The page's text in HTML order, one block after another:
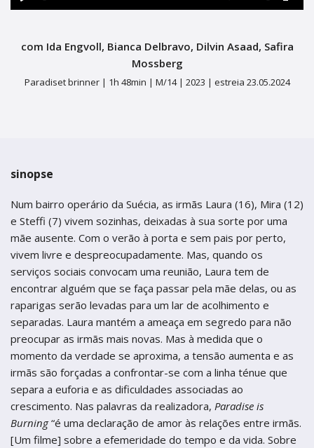
Figueira da Foz
Theatro Circo
Figueira da Foz
Theatro Circo
termos de uso
Play Mute
com Ida Engvoll, Bianca Delbravo, Dilvin Asaad, Safira
Mossberg
Paradiset brinner | 1h 48min | M/14 | 2023 | estreia 23.05.2024
sinopse
Num bairro operário da Suécia, as irmãs Laura (16), Mira (12)
e Steffi (7) vivem sozinhas, deixadas à sua sorte por uma
mãe ausente. Com o verão à porta e sem pais por perto,
vivem livre e despreocupadamente. Mas, quando os
serviços sociais convocam uma reunião, Laura tem de
encontrar alguém que se faça passar pela mãe delas, ou as
raparigas serão levadas para um lar de acolhimento e
separadas. Laura mantém a ameaça em segredo para não
preocupar as irmãs mais novas. Mas à medida que o
momento da verdade se aproxima, a tensão aumenta e as
irmãs são forçadas a confrontar-se com a linha ténue que
separa a euforia e as dificuldades associadas ao
crescimento. Nas palavras da realizadora, Paradise is
Burning“é uma declaração de amor às relações entre irmãs.
[Um filme] sobre a efemeridade do tempo e da vida. Sobre